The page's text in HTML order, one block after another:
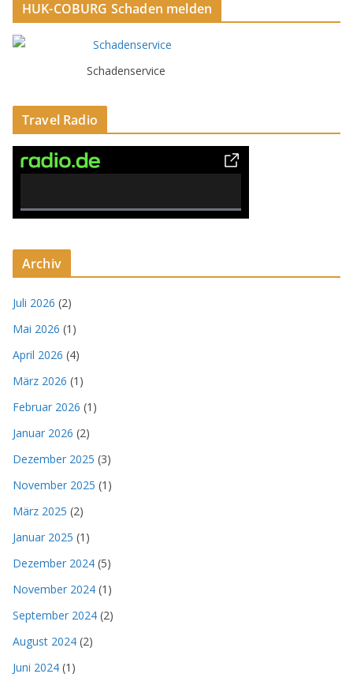
HUK-COBURG Schaden melden
Schadenservice
Travel Radio
0% Complete
Archiv
Juli 2026 (2)
Mai 2026 (1)
April 2026 (4)
März 2026 (1)
Februar 2026 (1)
Januar 2026 (2)
Dezember 2025 (3)
November 2025 (1)
März 2025 (2)
Januar 2025 (1)
Dezember 2024 (5)
November 2024 (1)
September 2024 (2)
August 2024 (2)
Juni 2024 (1)